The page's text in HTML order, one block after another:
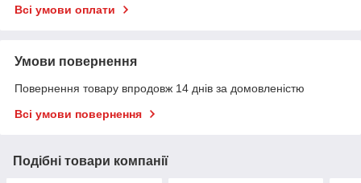
Всі умови оплати
Умови повернення
Повернення товару впродовж 14 днів за домовленістю
Всі умови повернення
Подібні товари компанії